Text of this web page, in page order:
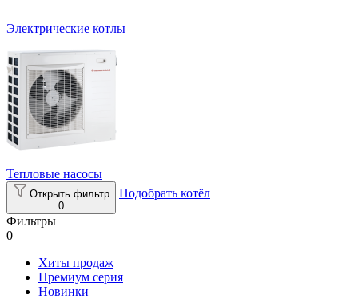
Электрические котлы
Тепловые насосы
Открыть фильтр
0
Подобрать котёл
Фильтры
0
Хиты продаж
Премиум серия
Новинки